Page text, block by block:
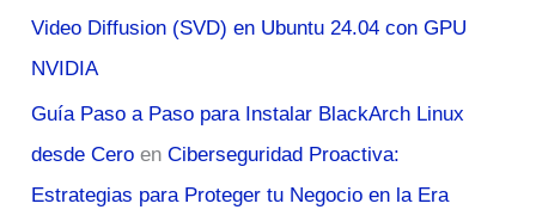
Video Diffusion (SVD) en Ubuntu 24.04 con GPU
NVIDIA
Guía Paso a Paso para Instalar BlackArch Linux
desde Cero enCiberseguridad Proactiva:
Estrategias para Proteger tu Negocio en la Era